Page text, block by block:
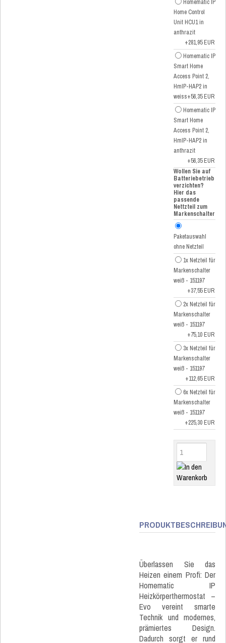
Homematic IP
Home Control
Unit HCU1 in
anthrazit
+281,95 EUR
Homematic IP
Smart Home
Access Point 2,
HmIP-HAP2 in
weiss+56,35 EUR
Homematic IP
Smart Home
Access Point 2,
HmIP-HAP2 in
anthrazit
+56,35 EUR
Wollen Sie auf
Batteriebetrieb
verzichten?
Hier das
passende
Nettzteil zum
Markenschalter
Paketauswahl
ohne Netzteil
1x Netzteil für
Markenschalter
weiß - 151197
+37,55 EUR
2x Netzteil für
Markenschalter
weiß - 151197
+75,10 EUR
3x Netzteil für
Markenschalter
weiß - 151197
+112,65 EUR
6x Netzteil für
Markenschalter
weiß - 151197
+225,30 EUR
Überlassen Sie das
Heizen einem Profi: Der
Homematic IP
Heizkörperthermostat –
Evo vereint smarte
Technik und modernes,
prämiertes Design.
Dadurch sorgt er rund